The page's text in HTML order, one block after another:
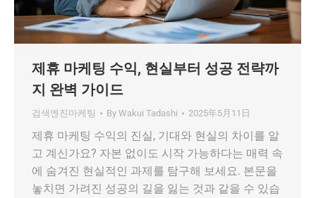
제휴 마케팅 수익, 현실부터 성공 전략까
지 완벽 가이드
검색엔진마케팅 By Wakui Tadashi 2025年5月11日
제휴 마케팅 수익의 진실, 기대와 현실의 차이를 알
고 계신가요? 자본 없이도 시작 가능하다는 매력 속
에 숨겨진 현실적인 과제를 탐구해 보세요. 본문을
놓치면 가려진 성공의 길을 잃는 것과 같을 수 있습